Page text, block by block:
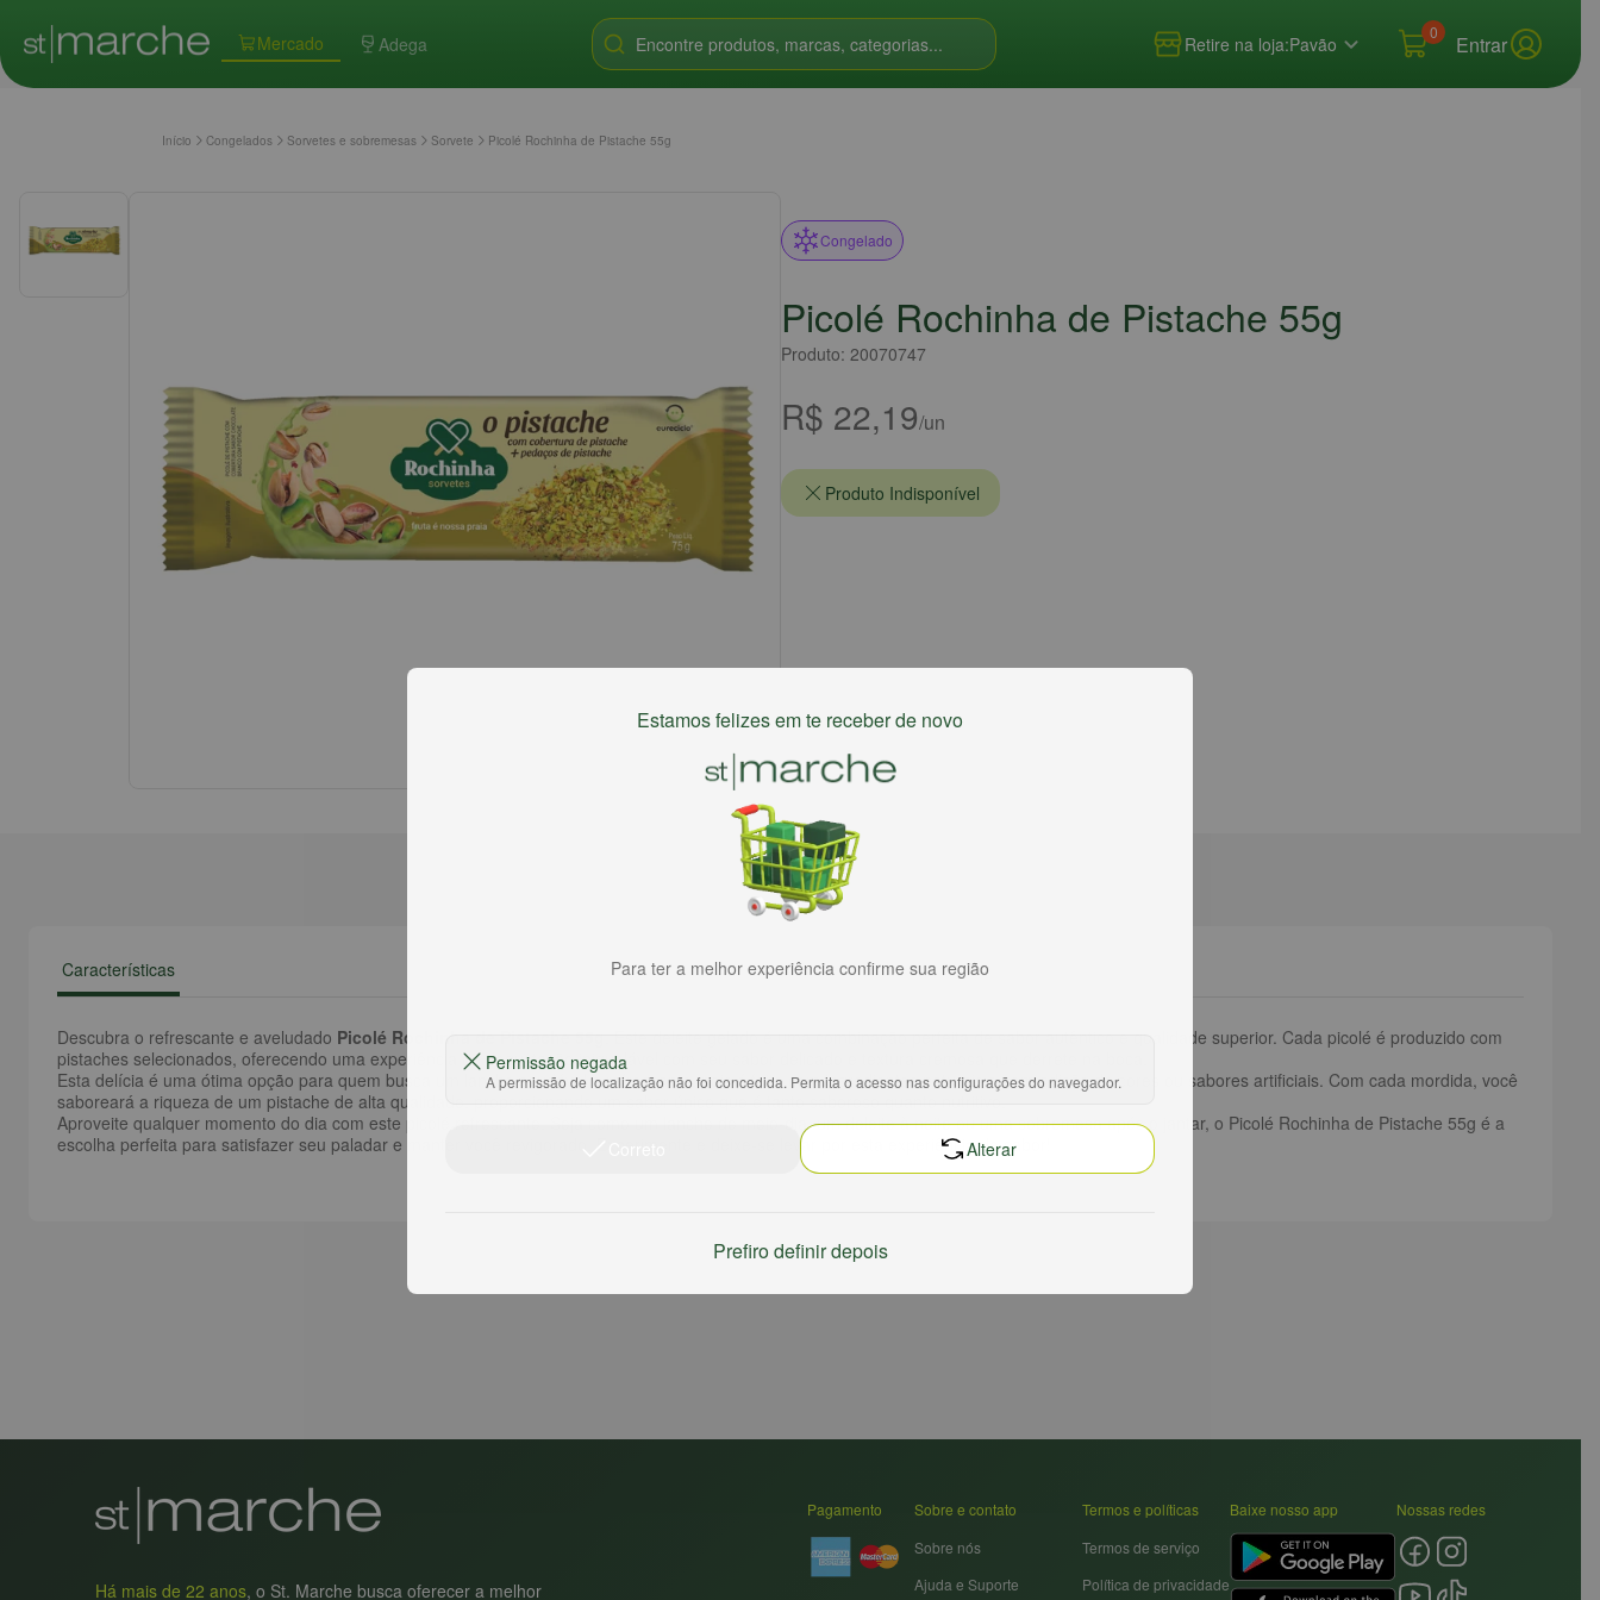
Mercado Adega Encontre produtos, marcas, categorias... Retire na loja:Pavão
0 Entrar
Início Congelados Sorvetes e sobremesas Sorvete Picolé Rochinha de Pistache 55g
Congelado
Picolé Rochinha de Pistache 55g
Produto: 20070747
R$ 22,19/un
Produto Indisponível
Características
Descubra o refrescante e aveludado Picolé Rochinha de Pistache 55g
. Este deleite gelado é uma combinação perfeita de sabor autêntico e qualidade superior. Cada picolé é produzido com
pistaches selecionados, oferecendo uma experiência de degustação inigualável com seu sabor delicado e textura cremosa que derrete na boca.
Esta delícia é uma ótima opção para quem busca um lanche saudável e refrescante, pois é feito com ingredientes naturais e sem adição de cores ou sabores artificiais. Com cada mordida, você
saboreará a riqueza de um pistache de alta qualidade, proporcionando um sabor único que é tanto saboroso quanto nutritivo.
Aproveite qualquer momento do dia com este picolé refrescante. Seja como um lanche de meio-dia, um deleite à noite ou uma sobremesa após o jantar, o Picolé Rochinha de Pistache 55g é a
escolha perfeita para satisfazer seu paladar e manter você revigorado. Experimente e deixe-se levar por esta experiência de sabor!
Há mais de 22 anos, o St. Marche busca oferecer a melhor
Pagamento
Sobre e contato
Sobre nós
Ajuda e Suporte
Termos e políticas
Termos de serviço
Política de privacidade
Baixe nosso app Nossas redes
Estamos felizes em te receber de novo
Para ter a melhor experiência confirme sua região
Permissão negada
A permissão de localização não foi concedida. Permita o acesso nas configurações do navegador.
Alterar
Prefiro definir depois